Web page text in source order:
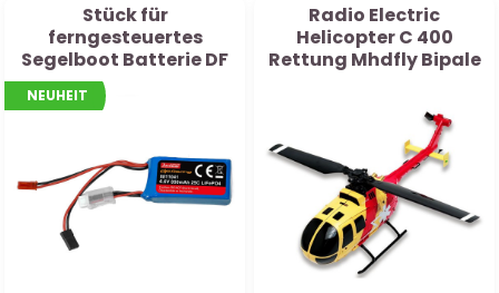
Stück für
ferngesteuertes
Segelboot Batterie DF
Racing 6,6V 850mAh
25C LiFePo4
NEUHEIT
Radio Electric
Helicopter C 400
Rettung Mhdfly Bipale